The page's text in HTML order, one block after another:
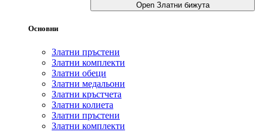
Open Златни бижута
Основни
Златни пръстени
Златни комплекти
Златни обеци
Златни медальони
Златни кръстчета
Златни колиета
Златни пръстени
Златни комплекти